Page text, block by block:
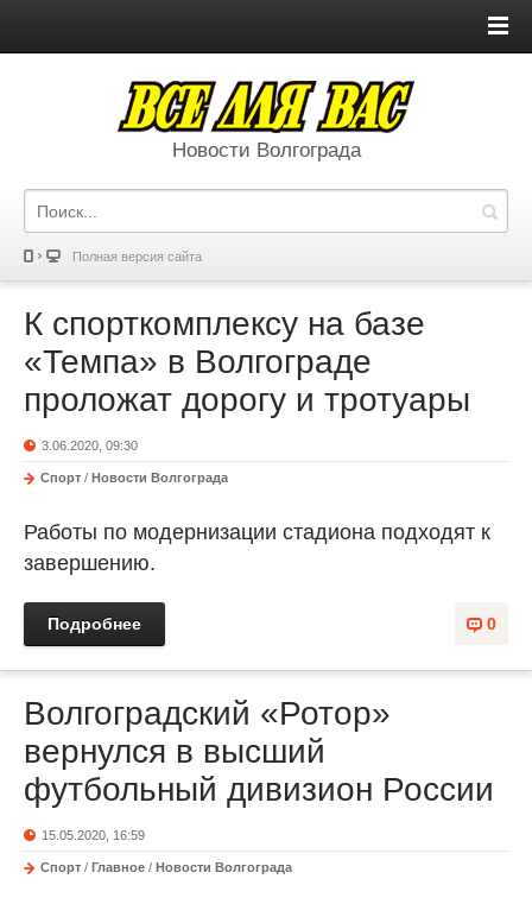
Новости Волгограда
Полная версия сайта
К спорткомплексу на базе
«Темпа» в Волгограде
проложат дорогу и тротуары
3.06.2020, 09:30
Спорт / Новости Волгограда
Работы по модернизации стадиона подходят к
завершению.
0
Подробнее
Волгоградский «Ротор»
вернулся в высший
футбольный дивизион России
15.05.2020, 16:59
Спорт / Главное / Новости Волгограда